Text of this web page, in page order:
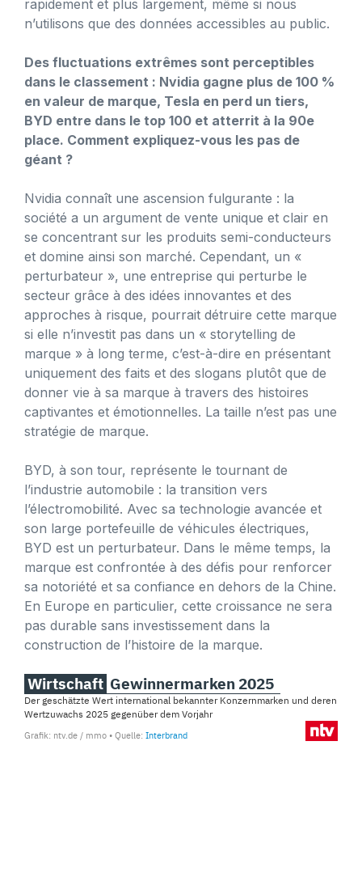
rapidement et plus largement, même si nous
n’utilisons que des données accessibles au public.
Des fluctuations extrêmes sont perceptibles
dans le classement : Nvidia gagne plus de 100 %
en valeur de marque, Tesla en perd un tiers,
BYD entre dans le top 100 et atterrit à la 90e
place. Comment expliquez-vous les pas de
géant ?
Nvidia connaît une ascension fulgurante : la
société a un argument de vente unique et clair en
se concentrant sur les produits semi-conducteurs
et domine ainsi son marché. Cependant, un «
perturbateur », une entreprise qui perturbe le
secteur grâce à des idées innovantes et des
approches à risque, pourrait détruire cette marque
si elle n’investit pas dans un « storytelling de
marque » à long terme, c’est-à-dire en présentant
uniquement des faits et des slogans plutôt que de
donner vie à sa marque à travers des histoires
captivantes et émotionnelles. La taille n’est pas une
stratégie de marque.
BYD, à son tour, représente le tournant de
l’industrie automobile : la transition vers
l’électromobilité. Avec sa technologie avancée et
son large portefeuille de véhicules électriques,
BYD est un perturbateur. Dans le même temps, la
marque est confrontée à des défis pour renforcer
sa notoriété et sa confiance en dehors de la Chine.
En Europe en particulier, cette croissance ne sera
pas durable sans investissement dans la
construction de l’histoire de la marque.